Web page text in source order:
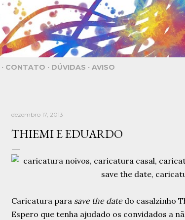
CONTATO DÚVIDAS AVISO
dezembro 17, 2013
THIEMI E EDUARDO
Caricatura para save the datedo casalzinho
Espero que tenha ajudado os convidados a